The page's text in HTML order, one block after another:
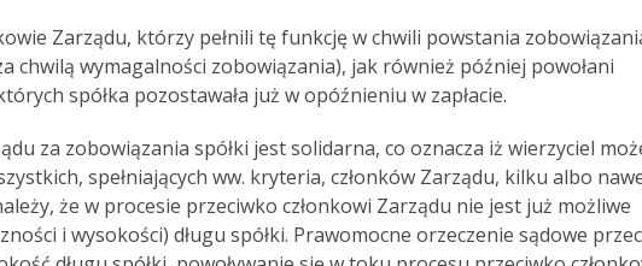
Zarządu, którzy pełnili tę funkcję w chwili powstania
chwilą wymagalności zobowiązania), jak również później powołani
spółka pozostawała już w opóźnieniu w zapłacie.
za zobowiązania spółki jest solidarna, co oznacza iż wierzyciel
spełniających ww. kryteria, członków Zarządu, kilku albo
że w procesie przeciwko członkowi Zarządu nie jest już możliwe
i wysokości) długu spółki. Prawomocne orzeczenie sądowe